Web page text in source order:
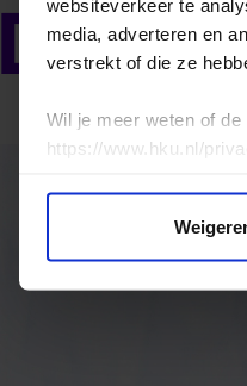
websiteverkeer te
media, adverteren en
verstrekt of die ze
Wil je meer weten of
https://www.hku.nl/
De